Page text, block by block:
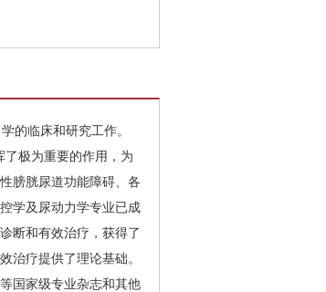
的临床和研究工作。
极为重要的作用，为
膀胱尿道功能障碍、各
学及尿动力学专业已成
断和有效治疗，获得了
治疗提供了理论基础。
国家级专业杂志和其他